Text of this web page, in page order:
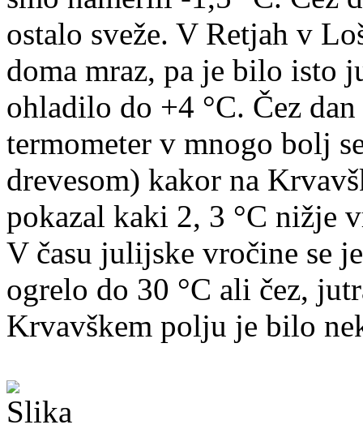
ostalo sveže. V Retjah v
doma mraz, pa je bilo isto
ohladilo do +4 °C. Čez
termometer v mnogo bolj
drevesom) kakor na
pokazal kaki 2, 3 °C nižje
V času julijske vročine se
ogrelo do 30 °C ali čez,
Krvavškem polju je bilo